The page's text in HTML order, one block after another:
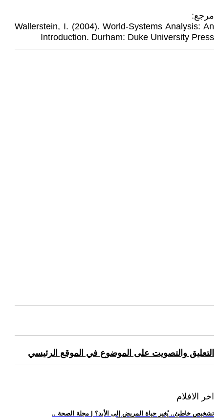
مرجع:
Wallerstein, I. (2004). World-Systems Analysis: An
Introduction. Durham: Duke University Press
التعليق والتصويت على الموضوع في الموقع الرئيسي
اخر الافلام
.. تشخيص خاطئ.. يُغير حياة المريض إلى الأبد؟ | مجلة الصحة